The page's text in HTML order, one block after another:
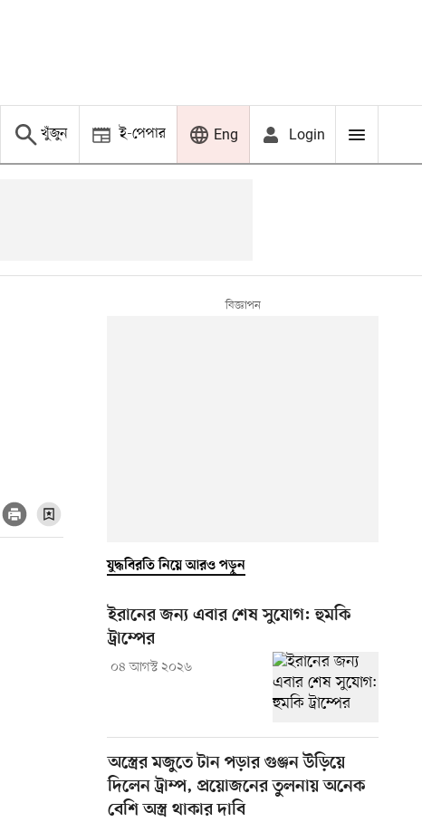
খুঁজুন ই-পেপার Eng Login
যুদ্ধবিরতি নিয়ে আরও পড়ুন
ইরানের জন্য এবার শেষ সুযোগ: হুমকি
ট্রাম্পের
০৪ আগস্ট ২০২৬
অস্ত্রের মজুতে টান পড়ার গুঞ্জন উড়িয়ে
দিলেন ট্রাম্প, প্রয়োজনের তুলনায় অনেক
বেশি অস্ত্র থাকার দাবি